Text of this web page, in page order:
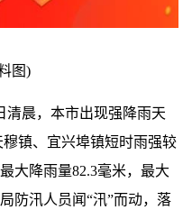
图)
清晨，本市出现强降雨天
镇、宜兴埠镇短时雨强较
大降雨量82.3毫米，最大
防汛人员闻“汛”而动，落